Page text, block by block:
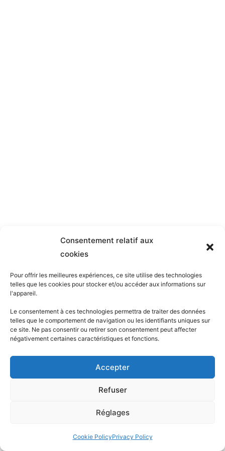
Consentement relatif aux
cookies
Pour offrir les meilleures expériences, ce site utilise des technologies
telles que les cookies pour stocker et/ou accéder aux informations sur
l'appareil.
Le consentement à ces technologies permettra de traiter des données
telles que le comportement de navigation ou les identifiants uniques sur
ce site. Ne pas consentir ou retirer son consentement peut affecter
négativement certaines caractéristiques et fonctions.
Accepter
Refuser
Réglages
Cookie PolicyPrivacy Policy